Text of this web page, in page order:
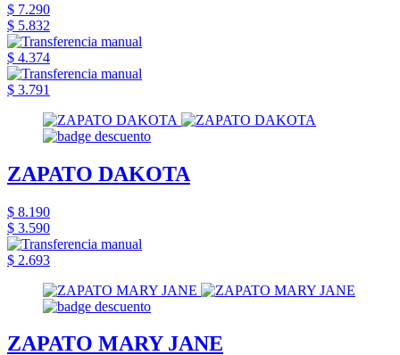
$ 7.290
$ 5.832
$ 4.374
$ 3.791
ZAPATO DAKOTA
$ 8.190
$ 3.590
$ 2.693
ZAPATO MARY JANE